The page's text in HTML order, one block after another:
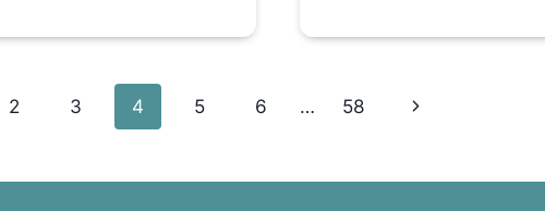
2 3 4 5 6 … 58
Sljedeća